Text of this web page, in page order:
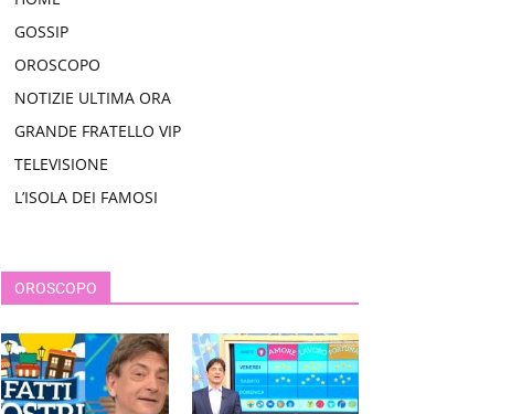
GOSSIP
OROSCOPO
NOTIZIE ULTIMA ORA
GRANDE FRATELLO VIP
TELEVISIONE
L’ISOLA DEI FAMOSI
OROSCOPO